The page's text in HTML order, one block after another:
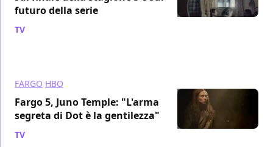
futuro della serie
TV
FARGO HBO
Fargo 5, Juno Temple: "L'arma
segreta di Dot è la gentilezza"
TV